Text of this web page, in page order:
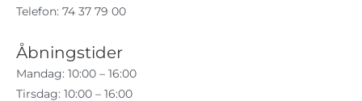
Telefon: 74 37 79 00
Åbningstider
Mandag: 10:00 – 16:00
Tirsdag: 10:00 – 16:00